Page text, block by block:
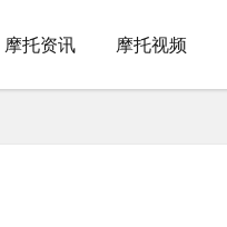
摩托资讯 摩托视频